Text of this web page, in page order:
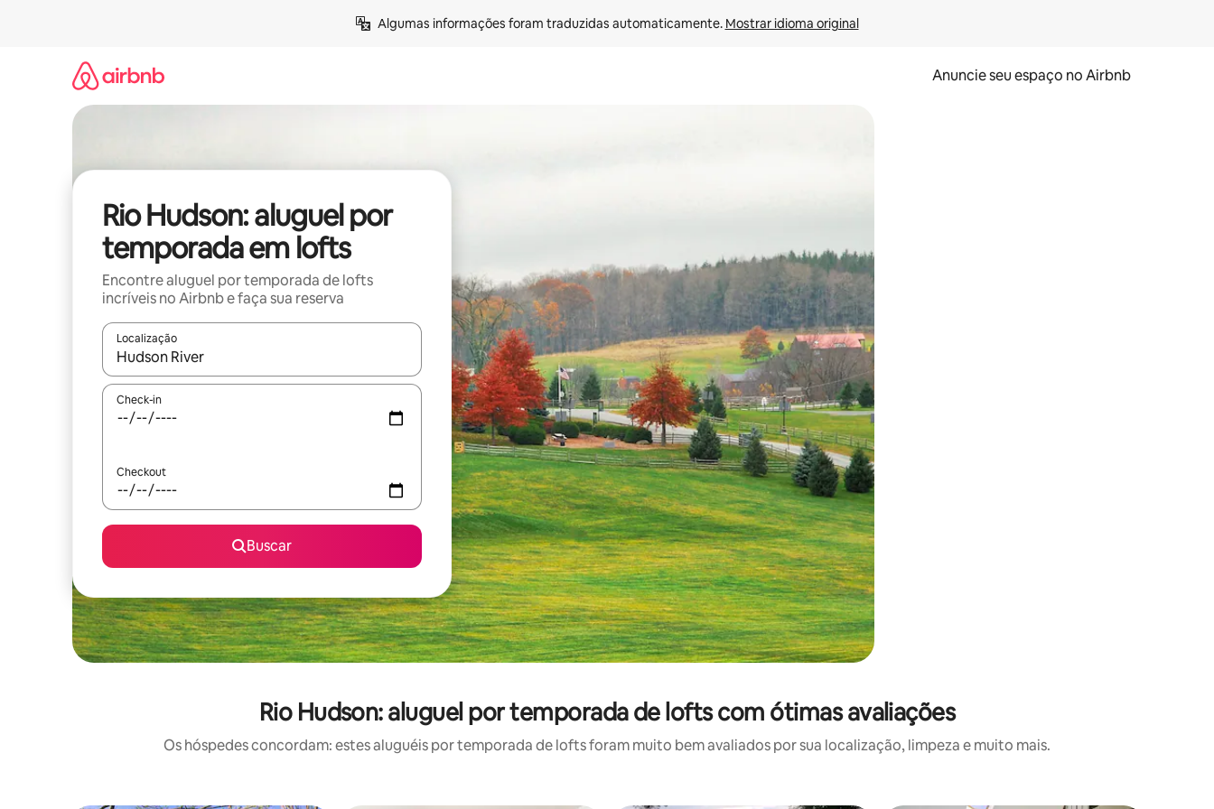
Algumas informações foram traduzidas automaticamente. Mostrar idioma original
Anuncie seu espaço no Airbnb
Rio Hudson: aluguel por
temporada em lofts
Encontre aluguel por temporada de lofts
incríveis no Airbnb e faça sua reserva
Localização
Quando os resultados estiverem disponíveis, explore-os usando as seta para cima e para baixo do teclado ou tocando e deslizando o dedo na tela.
Check-in
Checkout
Buscar
Rio Hudson: aluguel por temporada de lofts com ótimas avaliações
Os hóspedes concordam: estes aluguéis por temporada de lofts foram muito bem avaliados por sua localização, limpeza e muito mais.